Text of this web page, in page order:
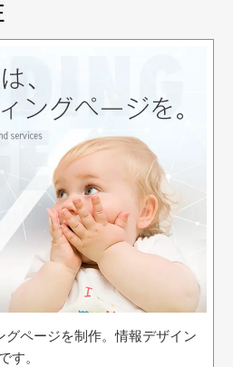
グページを制作。情報デザイン
す。